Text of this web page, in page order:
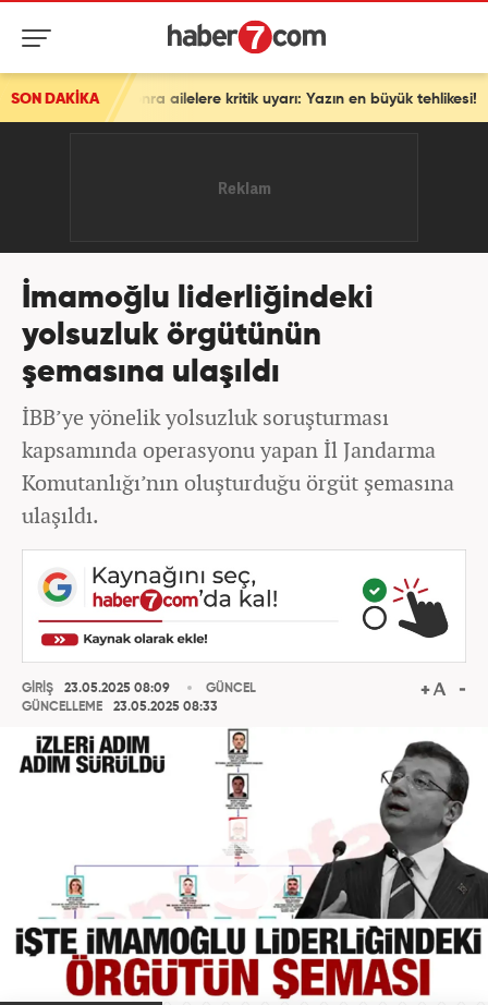
SON DAKİKA
ailelere kritik uyarı: Yazın en büyük tehlikesi!
İmamoğlu liderliğindeki
yolsuzluk örgütünün
şemasına ulaşıldı
İBB’ye yönelik yolsuzluk soruşturması
kapsamında operasyonu yapan İl Jandarma
Komutanlığı’nın oluşturduğu örgüt şemasına
ulaşıldı.
GİRİŞ
23.05.2025 08:09
GÜNCELLEME
23.05.2025 08:33
GÜNCEL